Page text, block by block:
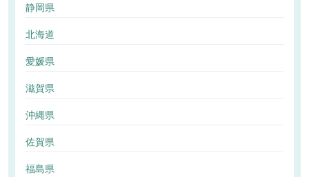
静岡県
北海道
愛媛県
滋賀県
沖縄県
佐賀県
福島県